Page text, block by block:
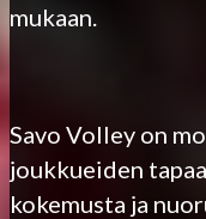
mukaan.
Savo Volley on
joukkueiden
kokemusta ja